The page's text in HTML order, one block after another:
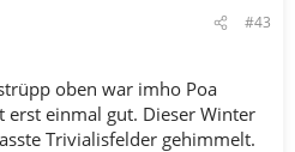
#43
oben war imho Poa
erst einmal gut. Dieser Winter
Trivialisfelder gehimmelt.